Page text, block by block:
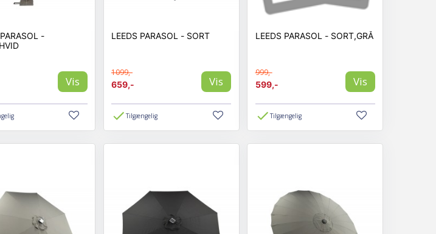
-
Vis
LEEDS PARASOL - SORT
1099,-
659,-
Vis
Tilgængelig
LEEDS PARASOL - SORT,GRÅ
999,-
599,-
Vis
Tilgængelig